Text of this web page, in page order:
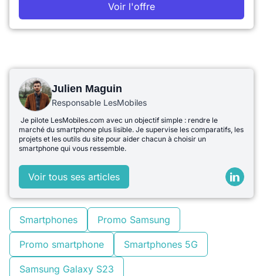
Voir l'offre
Julien Maguin
Responsable LesMobiles
Je pilote LesMobiles.com avec un objectif simple : rendre le
marché du smartphone plus lisible. Je supervise les comparatifs, les
projets et les outils du site pour aider chacun à choisir un
smartphone qui vous ressemble.
Voir tous ses articles
Smartphones Promo Samsung
Promo smartphone Smartphones 5G
Samsung Galaxy S23